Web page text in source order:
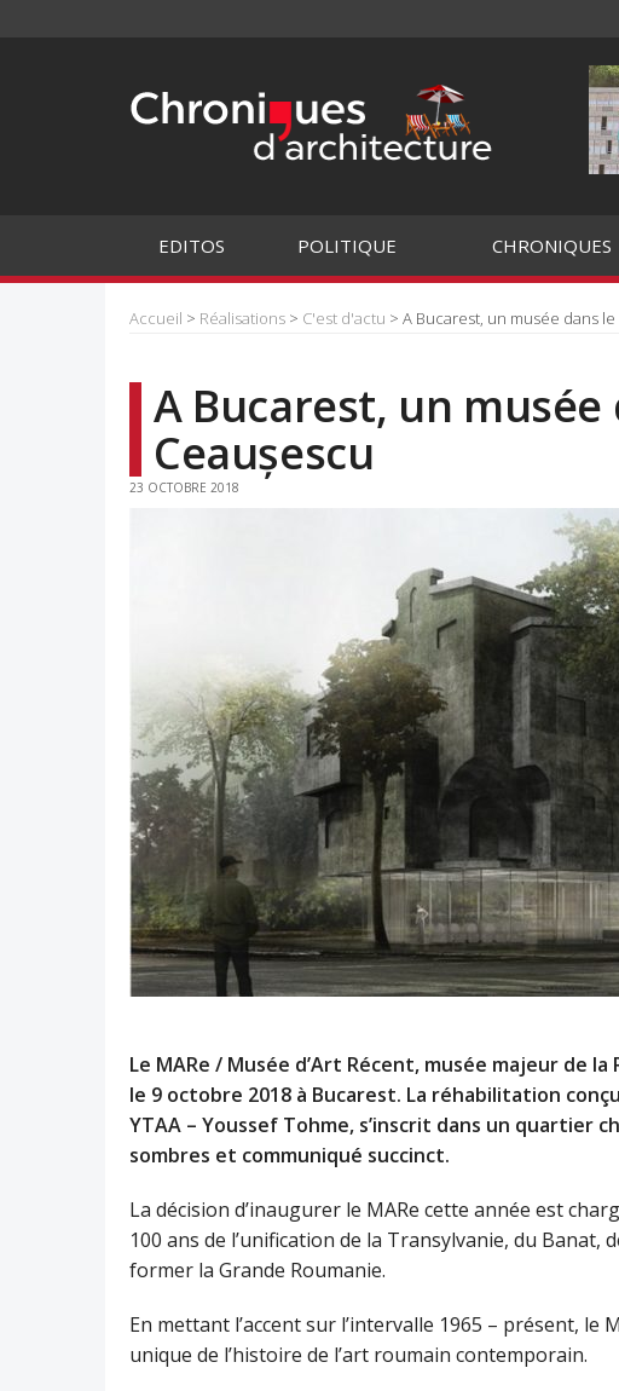
EDITOS POLITIQUE CHRONIQUES
Accueil > Réalisations > C'est d'actu > A Bucarest, un musée dans
A Bucarest, un musée
Ceaușescu
23 OCTOBRE 2018
Le MARe / Musée d’Art Récent, musée majeur de
le 9 octobre 2018 à Bucarest. La réhabilitation
YTAA – Youssef Tohme, s’inscrit dans un quartier
sombres et communiqué succinct.
La décision d’inaugurer le MARe cette année est
100 ans de l’unification de la Transylvanie, du Banat,
former la Grande Roumanie.
En mettant l’accent sur l’intervalle 1965 – présent, le
unique de l’histoire de l’art roumain contemporain.